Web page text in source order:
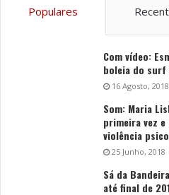
Populares
Com vídeo:
boleia do surf
16 Agosto, 2018
Som: Maria
primeira vez
violência
25 Junho, 2018
Sá da
até final de